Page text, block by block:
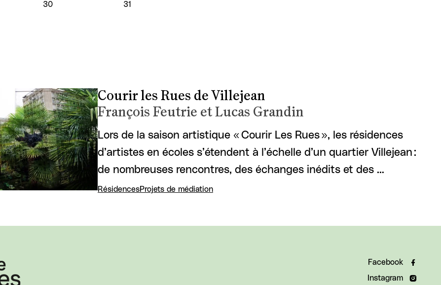
30 31
Courir les Rues de Villejean
François Feutrie et Lucas Grandin
Lors de la saison artistique « Courir Les Rues », les résidences
d’artistes en écoles s’étendent à l’échelle d’un quartier Villejean :
de nombreuses rencontres, des échanges inédits et des …
RésidencesProjets de médiation
Facebook
Instagram